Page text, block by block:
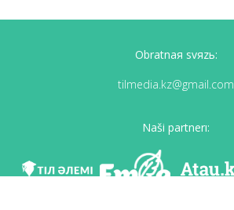
Obratnaя svяzь:
tilmedia.kz@gmail.com
Naši partnerı: